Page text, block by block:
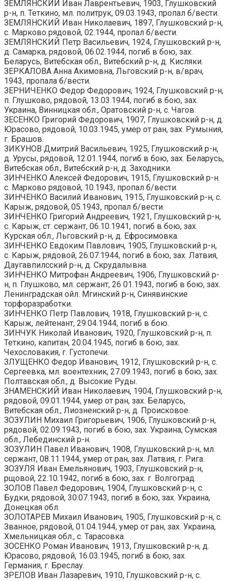
ЗЕМЛЯНСКИЙ Иван Лаврентьевич, 1903, Глушковский
р-н, п. Теткино, мл. политрук, 09.03.1943, пропал б/вести.
ЗЕМЛЯНСКИЙ Иван Николаевич, 1897, Глушковский р-н,
с. Марково рядовой, 02.1944, пропал б/вести.
ЗЕМЛЯНСКИЙ Петр Васильевич, 1924, Глушковский р-н,
д. Самарка, рядовой, 06.02.1944, погиб в бою, зах.
Беларусь, Витебская обл., Витебский р-н, д. Кисляки.
ЗЕРКАЛОВА Анна Акимовна, Льговский р-н, в/врач,
1943, пропала б/вести.
ЗЕРНИЧЕНКО Федор Федорович, 1924, Глушковский р-н,
п. Глушково, рядовой, 13.03.1944, погиб в бою, зах.
Украина, Винницкая обл., Оратовский р-н, с. Чагов.
ЗЕСЕНКО Григорий Федорович, 1907, Глушковский р-н, д.
Юрасово, рядовой, 10.03.1945, умер от ран, зах. Румыния,
г. Брашов.
ЗИКУНОВ Дмитрий Васильевич, 1925, Глушковский р-н,
д. Урусы, рядовой, 12.01.1944, погиб в бою, зах. Беларусь,
Витебская обл., Витебский р-н, д. Заходники.
ЗИНЧЕНКО Алексей Федорович, 1915, Глушковский р-н.
с. Марково рядовой, 10.1943, пропал б/вести.
ЗИНЧЕНКО Василий Иванович, 1915, Глушковский р-н, с.
Карыж, рядовой, 05.1943, пропал б/вести.
ЗИНЧЕНКО Григорий Андреевич, 1921, Глушковский р-н,
с. Карыж, ст. сержант, 06.10.1941, погиб в бою, зах.
Курская обл., Льговский р-н, д. Ефросимовка.
ЗИНЧЕНКО Евдоким Павлович, 1905, Глушковский р-н,
с. Карыж, рядовой, 26.07.1944, погиб в бою, зах. Латвия,
Даугавпилсский р-н, д. Скрудалывна.
ЗИНЧЕНКО Митрофан Андреевич, 1906, Глушковский р-
н, п. Глушково, мл. сержант, 26 01.1943, погиб в бою, зах.
Ленинградская ойл. Мгинский р-н, Синявинские
торфоразработки.
ЗИНЧЕНКО Петр Павлович, 1918, Глушковский р-н, с.
Карыж, лейтенант, 29.04.1944, погиб в бою.
ЗИНЧУК Николай Иванович, 1920, Глушковский р-н, п.
Теткино, капитан, 20.04.1945, погиб в бою, зах.
Чехословакия, г. Густопечи.
ЗЛУЩЕНКО Федор Иванович, 1912, Глушковский р-н, с.
Сергеевка, мл. воентехник, 27.09.1943, погиб в бою, зах.
Полтавская обл., д. Высокие Руды.
ЗНАМЕНСКИЙ Иван Николаевич, 1904, Глушковский р-н,
рядовой, 09.01.1944, умер от ран, зах. Беларусь,
Витебская обл., Лиозненский р-н, д. Происковое.
ЗОЗУЛИН Михаил Григорьевич, 1906, Глушковский р-н,
рядовой, 02.09.1943, погиб в бою, зах. Украина, Сумская
обл., Лебединский р-н.
ЗОЗУЛИН Павел Иванович, 1908, Глушковский р-н, мл.
сержант, 08.11.1944, умер от ран, зах. Латвия, г. Рига.
ЗОЗУЛЯ Иван Емельянович, 1903, Глушковский р-н,
рщовой, 22.10.1942, погиб в бою, зах. г. Волгоград.
ЗОЛОВ Павел Федорович, 1904, Глушковский р-н, с.
Будки, рядовой, 30.07.1943, погиб в бою, зах. Украина,
Донецкая обл.
ЗОЛОТАРЕВ Михаил Иванович, 1905, Глушковский р-н, с.
Званное, рядовой, 01.04.1944, умер от ран, зах. Украина,
Хмельницкая обл., с. Тарасовка.
ЗОСЕНКО Роман Иванович, 1913, Глушковский р-н, д.
Юрасово, рядовой, 16.03.1945, погиб в бою, зах.
Германия, г. Бреслау.
ЗРЕЛОВ Иван Лазаревич, 1910, Глушковский р-н, с.